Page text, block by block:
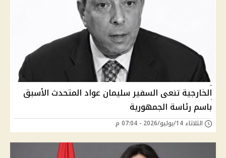
الخارجية تنعى السفير سليمان عواد المتحدث الأسبق
باسم رئاسة الجمهورية
الثلاثاء 14/يوليو/2026 - 07:04 م